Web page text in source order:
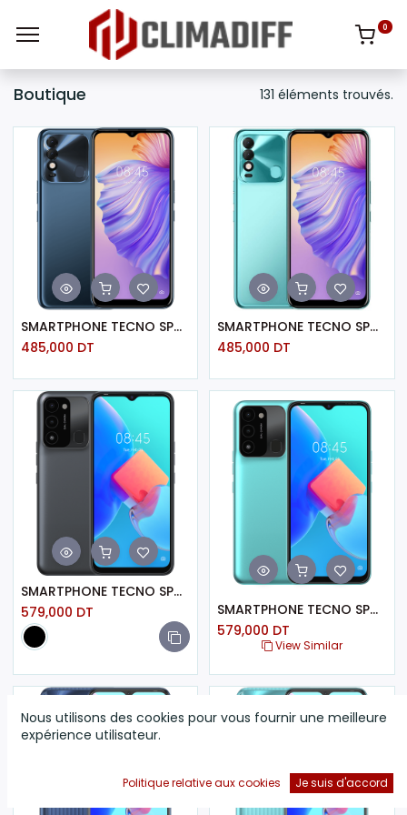
0
Boutique 131 éléments trouvés.
SMARTPHONE TECNO SPARK 8 / 4 GO / 64 GO /BLEU ATLANTIQUE
485,000 DT
SMARTPHONE TECNO SPARK 8 / 4 GO / 64 GO / CYAN
485,000 DT
SMARTPHONE TECNO SPARK 8C / 4 GO / 64 GO / NOIR
579,000 DT
SMARTPHONE TECNO SPARK 8C / 4 GO/ 64 GO / CYAN
579,000 DT
View Similar
Nous utilisons des cookies pour vous fournir une meilleure
expérience utilisateur.
Politique relative aux cookies Je suis d'accord